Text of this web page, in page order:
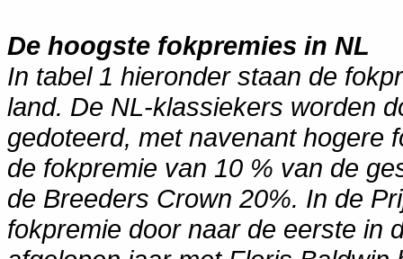
De hoogste fokpremies in NL
In tabel 1 hieronder staan de
land. De NL-klassiekers worden
gedoteerd, met navenant hogere
de fokpremie van 10 % van de
de Breeders Crown 20%. In de
fokpremie door naar de eerste in